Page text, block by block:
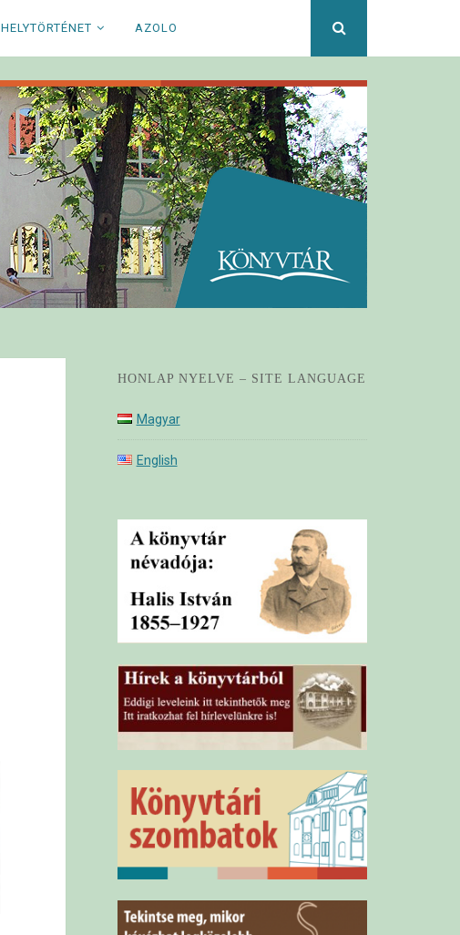
HELYTÖRTÉNET AZOLO
HONLAP NYELVE – SITE LANGUAGE
Magyar
English